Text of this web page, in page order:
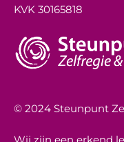
KVK 30165818
© 2024 Steunpunt